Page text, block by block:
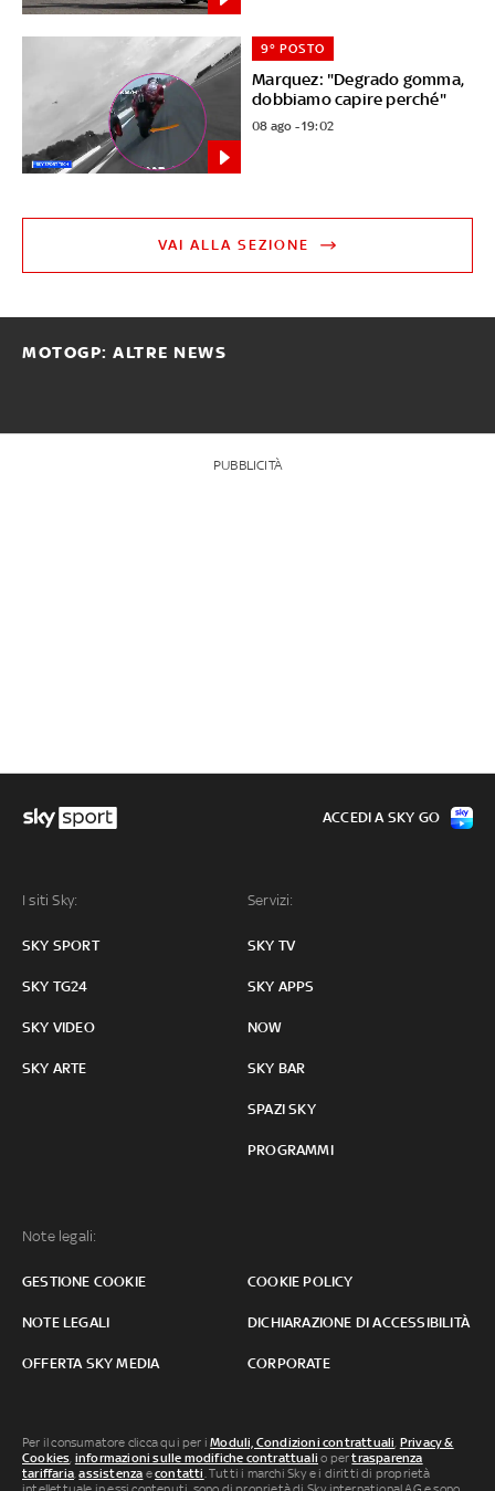
Marquez: "Degrado gomma,
dobbiamo capire perché"
9° POSTO
08 ago - 19:02
VAI ALLA SEZIONE
MOTOGP: ALTRE NEWS
PUBBLICITÀ
I siti Sky:
SKY SPORT
SKY TG24
SKY VIDEO
SKY ARTE
Servizi:
SKY TV
SKY APPS
NOW
SKY BAR
SPAZI SKY
PROGRAMMI
Note legali:
GESTIONE COOKIE COOKIE POLICY
NOTE LEGALI DICHIARAZIONE DI ACCESSIBILITÀ
OFFERTA SKY MEDIA CORPORATE
ACCEDI A SKY GO
Per il consumatore clicca qui per iModuli, Condizioni contrattuali, Privacy &
Cookies, informazioni sulle modifiche contrattuali o pertrasparenza
tariffaria,assistenza econtatti. Tutti i marchi Sky e i diritti di proprietà